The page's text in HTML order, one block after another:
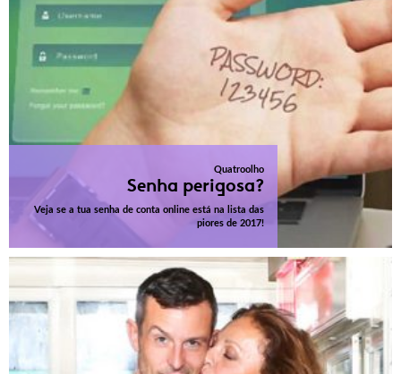
Quatroolho
Senha perigosa?
Veja se a tua senha de conta online está na lista das
piores de 2017!